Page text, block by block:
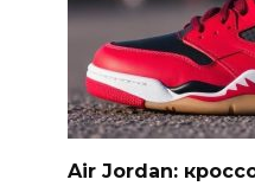
Air Jordan: